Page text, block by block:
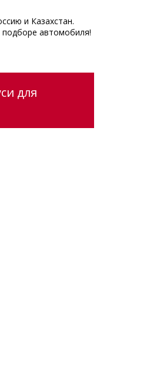
и Казахстан.
автомобиля!
для